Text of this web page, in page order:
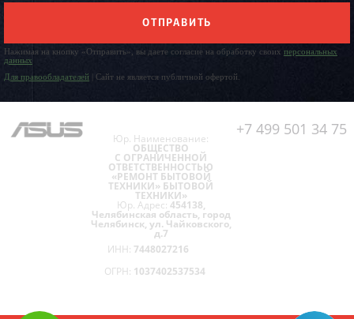
ОТПРАВИТЬ
Нажимая на кнопку «Отправить», вы даете согласие на обработку своих персональных
данных
Для правообладателей | Сайт не является публичной офертой.
+7 499 501 34 75
Юр. Наименование:
ОБЩЕСТВО
С ОГРАНИЧЕННОЙ
ОТВЕТСТВЕННОСТЬЮ
«РЕМОНТ БЫТОВОЙ
ТЕХНИКИ» БЫТОВОЙ
ТЕХНИКИ»
Юр. Адрес: 454138,
Челябинская область, город
Челябинск, ул. Чайковского,
д.7
ИНН: 7448027216
ОГРН: 1037402537534